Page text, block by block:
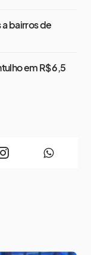
bairros de
em R$ 6,5